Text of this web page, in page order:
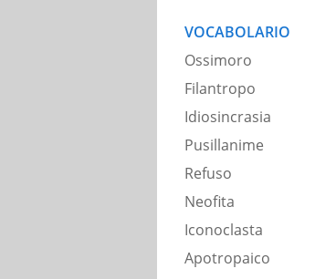
VOCABOLARIO
Ossimoro
Filantropo
Idiosincrasia
Pusillanime
Refuso
Neofita
Iconoclasta
Apotropaico